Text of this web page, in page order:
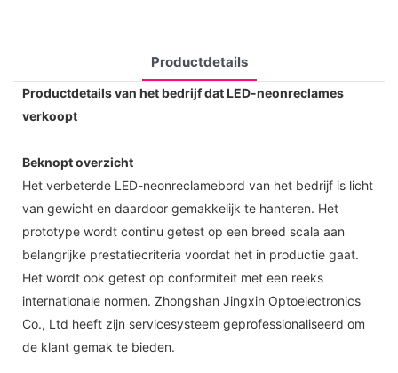
Productdetails
Productdetails van het bedrijf dat LED-neonreclames
verkoopt
Beknopt overzicht
Het verbeterde LED-neonreclamebord van het bedrijf is licht
van gewicht en daardoor gemakkelijk te hanteren. Het
prototype wordt continu getest op een breed scala aan
belangrijke prestatiecriteria voordat het in productie gaat.
Het wordt ook getest op conformiteit met een reeks
internationale normen. Zhongshan Jingxin Optoelectronics
Co., Ltd heeft zijn servicesysteem geprofessionaliseerd om
de klant gemak te bieden.